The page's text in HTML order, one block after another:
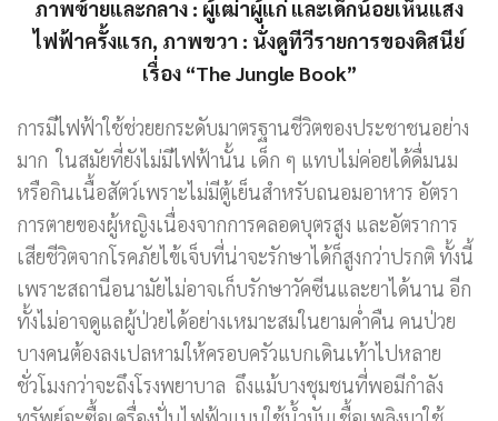
ภาพซ้ายและกลาง : ผู้เฒ่าผู้แก่ และเด็กน้อยเห็นแสง
ไฟฟ้าครั้งแรก, ภาพขวา : นั่งดูทีวีรายการของดิสนีย์
เรื่อง “The Jungle Book”
การมีไฟฟ้าใช้ช่วยยกระดับมาตรฐานชีวิตของประชาชนอย่าง
มาก ในสมัยที่ยังไม่มีไฟฟ้านั้น เด็ก ๆ แทบไม่ค่อยได้ดื่มนม
หรือกินเนื้อสัตว์เพราะไม่มีตู้เย็นสำหรับถนอมอาหาร อัตรา
การตายของผู้หญิงเนื่องจากการคลอดบุตรสูง และอัตราการ
เสียชีวิตจากโรคภัยไข้เจ็บที่น่าจะรักษาได้ก็สูงกว่าปรกติ ทั้งนี้
เพราะสถานีอนามัยไม่อาจเก็บรักษาวัคซีนและยาได้นาน อีก
ทั้งไม่อาจดูแลผู้ป่วยได้อย่างเหมาะสมในยามค่ำคืน คนป่วย
บางคนต้องลงเปลหามให้ครอบครัวแบกเดินเท้าไปหลาย
ชั่วโมงกว่าจะถึงโรงพยาบาล ถึงแม้บางชุมชนที่พอมีกำลัง